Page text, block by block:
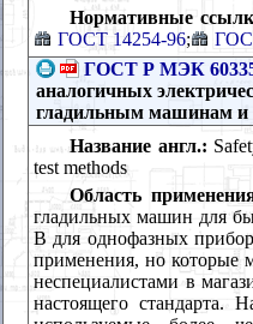
Нормативные
ГОСТ 14254-96;
ГОСТ Р МЭК
аналогичных
гладильным машинам и
Название англ.:
test methods
Область
гладильных машин для
В для однофазных
применения, но которые
неспециалистами в
настоящего стандарта.